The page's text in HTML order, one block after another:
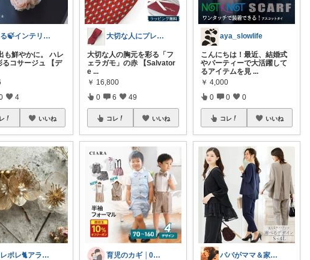
まる🍃インテリア×くらし
も鮮やかに。 ハレ
るコサージュ 【デ
4
いいね
ポレポレ🐈アラフィフの可愛い図鑑
大切な人にプレゼント～赤ネクタイROOM
大切な人の胸元を彩る「フ
ェラガモ」の赤 【Salvator
e...
￥ 16,800
0 6 49
コレ いいね
育児のカギ │0歳からの必須アイテム
aya_slowlife
こんにちは！最近、結婚式
やパーティーで大活躍して
るアイテムを見 ...
￥ 4,000
0 0 0
コレ いいね
パパがママ＆家族の笑顔の為に選ぶ品😆